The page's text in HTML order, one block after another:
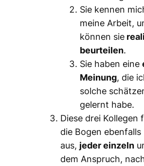
Sie kennen
meine Arbeit,
können sie
beurteilen.
Sie haben eine
Meinung, die
solche
gelernt habe.
Diese drei Kollegen
die Bogen ebenfalls
aus, jeder einzeln
dem Anspruch,